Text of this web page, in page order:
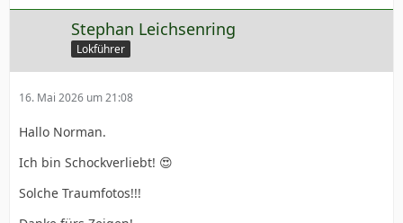
Stephan Leichsenring
Lokführer
16. Mai 2026 um 21:08
Hallo Norman.
Ich bin Schockverliebt! 😍
Solche Traumfotos!!!